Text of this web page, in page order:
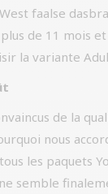
faalse
de 11 mois
la variante
de la
nous
les paquets
semble